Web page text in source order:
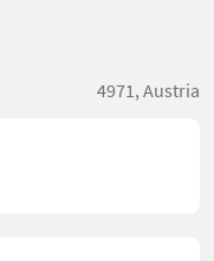
4971, Austria